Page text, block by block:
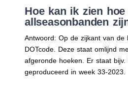
Hoe kan ik zien
allseasonbanden
Antwoord: Op de zijkant van
DOTcode. Deze staat omlijnd
afgeronde hoeken. Er staat
geproduceerd in week 33-2023.